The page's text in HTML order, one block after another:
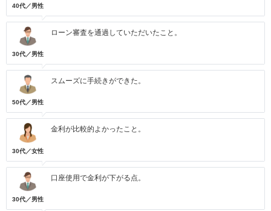
40代／男性
30代／男性
ローン審査を通過していただいたこと。
50代／男性
スムーズに手続きができた。
30代／女性
金利が比較的よかったこと。
30代／男性
口座使用で金利が下がる点。